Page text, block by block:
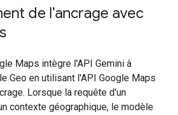
de l'ancrage avec
Maps intègre l'API Gemini à
Geo en utilisant l'API Google Maps
Lorsque la requête d'un
contexte géographique, le modèle